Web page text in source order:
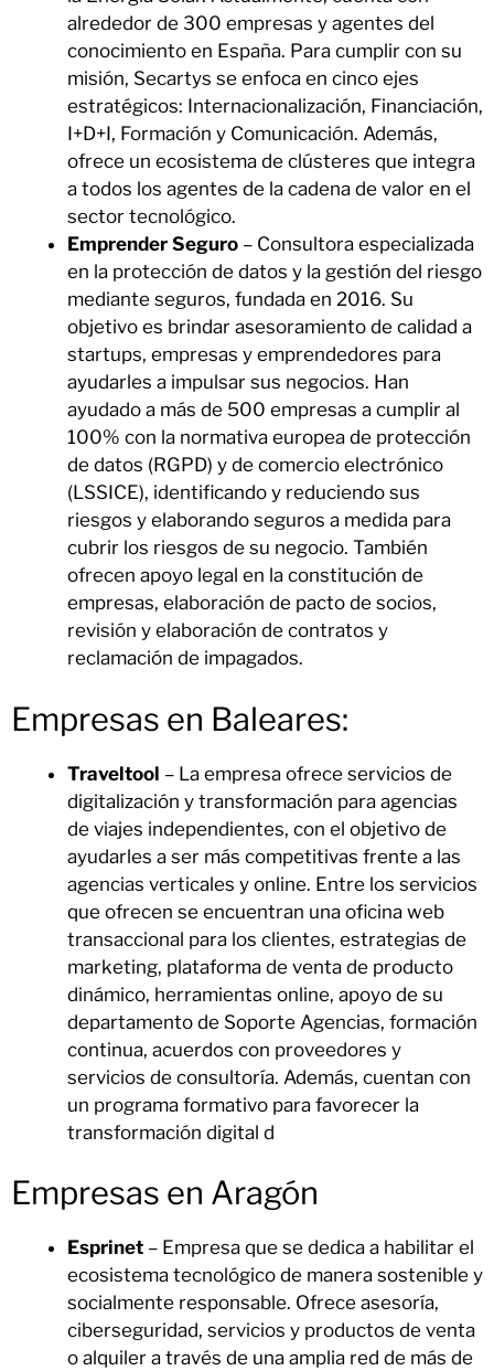
alrededor de 300 empresas y agentes del
conocimiento en España. Para cumplir con su
misión, Secartys se enfoca en cinco ejes
estratégicos: Internacionalización, Financiación,
I+D+I, Formación y Comunicación. Además,
ofrece un ecosistema de clústeres que integra
a todos los agentes de la cadena de valor en el
sector tecnológico.
Emprender Seguro – Consultora especializada
en la protección de datos y la gestión del riesgo
mediante seguros, fundada en 2016. Su
objetivo es brindar asesoramiento de calidad a
startups, empresas y emprendedores para
ayudarles a impulsar sus negocios. Han
ayudado a más de 500 empresas a cumplir al
100% con la normativa europea de protección
de datos (RGPD) y de comercio electrónico
(LSSICE), identificando y reduciendo sus
riesgos y elaborando seguros a medida para
cubrir los riesgos de su negocio. También
ofrecen apoyo legal en la constitución de
empresas, elaboración de pacto de socios,
revisión y elaboración de contratos y
reclamación de impagados.
Empresas en Baleares:
Traveltool – La empresa ofrece servicios de
digitalización y transformación para agencias
de viajes independientes, con el objetivo de
ayudarles a ser más competitivas frente a las
agencias verticales y online. Entre los servicios
que ofrecen se encuentran una oficina web
transaccional para los clientes, estrategias de
marketing, plataforma de venta de producto
dinámico, herramientas online, apoyo de su
departamento de Soporte Agencias, formación
continua, acuerdos con proveedores y
servicios de consultoría. Además, cuentan con
un programa formativo para favorecer la
transformación digital d
Empresas en Aragón
Esprinet – Empresa que se dedica a habilitar el
ecosistema tecnológico de manera sostenible y
socialmente responsable. Ofrece asesoría,
ciberseguridad, servicios y productos de venta
o alquiler a través de una amplia red de más de